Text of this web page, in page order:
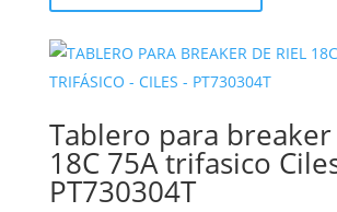
Tablero para
18C 75A trifasico
PT730304T